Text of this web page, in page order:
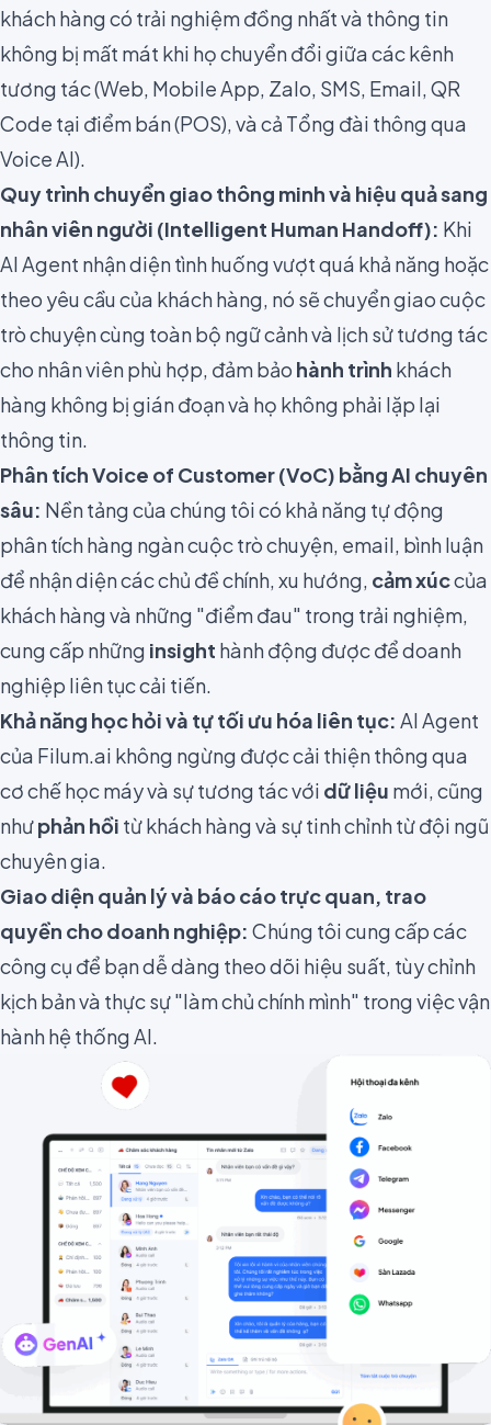
khách hàng có trải nghiệm đồng nhất và thông tin
không bị mất mát khi họ chuyển đổi giữa các kênh
tương tác (Web, Mobile App, Zalo, SMS, Email, QR
Code tại điểm bán (POS), và cả Tổng đài thông qua
Voice AI).
Quy trình chuyển giao thông minh và hiệu quả sang
nhân viên người (Intelligent Human Handoff): Khi
AI Agent nhận diện tình huống vượt quá khả năng hoặc
theo yêu cầu của khách hàng, nó sẽ chuyển giao cuộc
trò chuyện cùng toàn bộ ngữ cảnh và lịch sử tương tác
cho nhân viên phù hợp, đảm bảo hành trình khách
hàng không bị gián đoạn và họ không phải lặp lại
thông tin.
Phân tíchVoice of Customer (VoC) bằng AI chuyên
sâu: Nền tảng của chúng tôi có khả năng tự động
phân tích hàng ngàn cuộc trò chuyện, email, bình luận
để nhận diện các chủ đề chính, xu hướng, cảm xúccủa
khách hàng và những "điểm đau" trong trải nghiệm,
cung cấp những insight hành động được để doanh
nghiệp liên tục cải tiến.
Khả năng học hỏi và tự tối ưu hóa liên tục: AI Agent
của Filum.ai không ngừng được cải thiện thông qua
cơ chế học máy và sự tương tác với dữ liệu mới, cũng
nhưphản hồi từ khách hàng và sự tinh chỉnh từ đội ngũ
chuyên gia.
Giao diện quản lý và báo cáo trực quan, trao
quyền cho doanh nghiệp: Chúng tôi cung cấp các
công cụ để bạn dễ dàng theo dõi hiệu suất, tùy chỉnh
kịch bản và thực sự "làm chủ chính mình" trong việc vận
hành hệ thống AI.